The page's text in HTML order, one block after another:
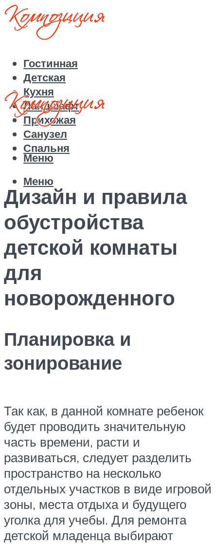
Гостинная
Детская
Кухня
Ландшафт
Прихожая
Санузел
Спальня
Меню
Меню
Дизайн и правила
обустройства
детской комнаты
для
новорожденного
Планировка и
зонирование
Так как, в данной комнате ребенок
будет проводить значительную
часть времени, расти и
развиваться, следует разделить
пространство на несколько
отдельных участков в виде игровой
зоны, места отдыха и будущего
уголка для учебы. Для ремонта
детской младенца выбирают